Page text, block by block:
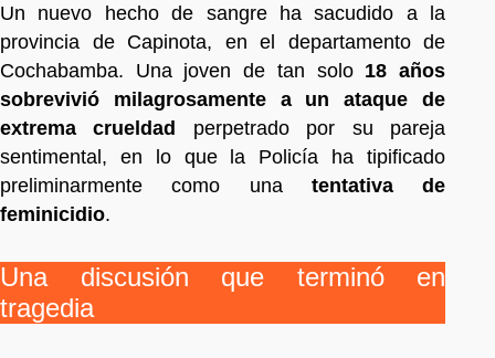
Un nuevo hecho de sangre ha sacudido a la
provincia de Capinota, en el departamento de
Cochabamba. Una joven de tan solo 18 años
sobrevivió milagrosamente a un ataque de
extrema crueldad perpetrado por su pareja
sentimental, en lo que la Policía ha tipificado
preliminarmente como una tentativa de
feminicidio.
Una discusión que terminó en
tragedia